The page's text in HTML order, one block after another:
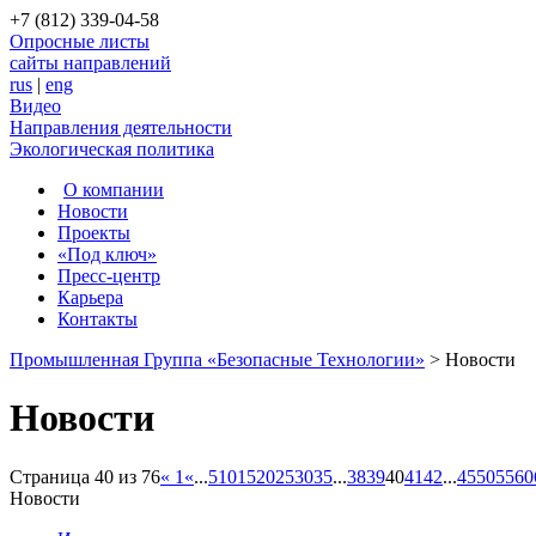
+7 (812) 339-04-58
Опросные листы
сайты направлений
rus | eng
Видео
Направления деятельности
Экологическая политика
О компании
Новости
Проекты
«Под ключ»
Пресс-центр
Карьера
Контакты
Промышленная Группа «Безопасные Технологии» > Новости
Новости
Страница 40 из 76« 1 «...5101520253035...3839404142...45505560
Новости